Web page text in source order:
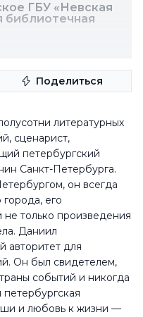
ГБУ «Невская
библиотечная
Поделиться
литературных
сценарист,
петербургский
Санкт-Петербурга.
он всегда
его
только произведения
Даниил
авторитет для
Он был свидетелем,
событий и никогда
петербургская
и любовь к жизни —